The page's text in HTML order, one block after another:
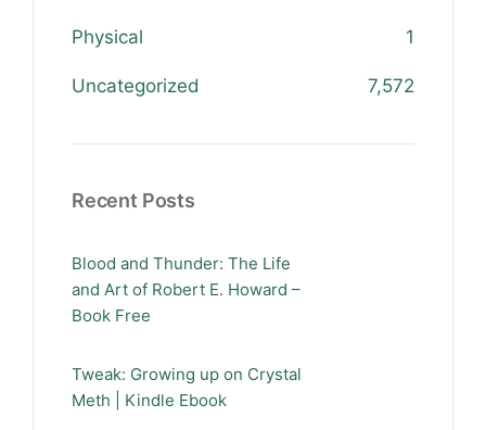
Physical 1
Uncategorized 7,572
Recent Posts
Blood and Thunder: The Life
and Art of Robert E. Howard –
Book Free
Tweak: Growing up on Crystal
Meth | Kindle Ebook